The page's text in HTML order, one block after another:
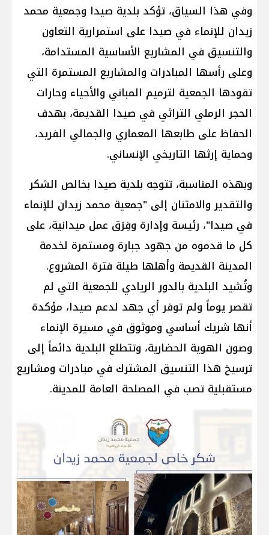
وفي هذا السياق، تؤكد بلدية صيدا وجمعية محمد
زيدان للإنماء في صيدا على استمرارية التعاون
والتنسيق في المشاريع الأساسية المستدامة،
وعلى رأسها المبادرات والمشاريع المستمرة التي
تقودها الجمعية لترميم المباني والأحياء وحارات
الحجر الرملي التراثي في صيدا القديمة، بهدف
الحفاظ على طابعها المعماري والجمالي الفريد،
وحماية إرثها التاريخي الإنساني.
وبهذه المناسبة، تتوجه بلدية صيدا بخالص الشكر
والتقدير والامتنان إلى "جمعية محمد زيدان للإنماء
في صيدا"، رئيسة وإدارة وفِرَق عمل ميدانية، على
كل ما قدموه من جهود جبارة ومستمرة لخدمة
المدينة القديمة وأهلها طيلة فترة المشروع.
وتُشيد البلدية بالدور الريادي للجمعية التي لم
تقصر يوماً ولم توفر أي جهد لدعم صيدا، مؤكدة
أنها شريك أساسي وموثوق في مسيرة الإنماء
وصون الهوية الحضارية، وتتطلع البلدية دائماً إلى
ترسيخ هذا التنسيق المشترك في مبادرات ومشاريع
مستقبلية تصب في المصلحة العامة للمدينة.